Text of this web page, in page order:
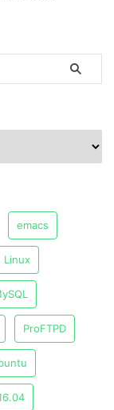
emacs
Linux
ProFTPD